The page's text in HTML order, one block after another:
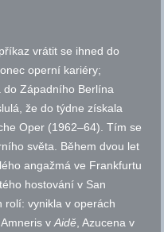
vrátit se ihned do
operní kariéry;
do Západního Berlína
že do týdne získala
Oper (1962–64). Tím se
světa. Během dvou let
angažmá ve Frankfurtu
hostování v San
rolí: vynikla v operách
Amneris vAidě, Azucena v